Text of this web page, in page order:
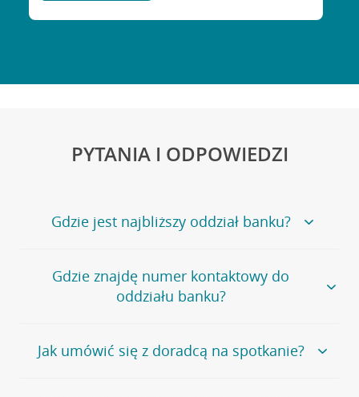
PYTANIA I ODPOWIEDZI
Gdzie jest najbliższy oddział banku?
Jeśli szukasz oddziału naszego banku, zapraszamy na
stronęPlacówki i bankomaty, na której znajduje się
wygodna wyszukiwarka.
oddziałów
Gdzie znajdę numer kontaktowy do
oddziału banku?
Bank Credit Agricole nie udostępnia ogólnego numeru
telefonu do placówki bankowej.
Jak umówić się z doradcą na spotkanie?